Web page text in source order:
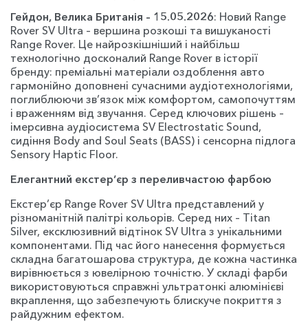
Гейдон, Велика Британія – 15.05.2026: Новий Range
Rover SV Ultra – вершина розкоші та вишуканості
Range Rover. Це найрозкішніший і найбільш
технологічно досконалий Range Rover в історії
бренду: преміальні матеріали оздоблення авто
гармонійно доповнені сучасними аудіотехнологіями,
поглиблюючи зв’язок між комфортом, самопочуттям
і враженням від звучання. Серед ключових рішень –
імерсивна аудіосистема SV Electrostatic Sound,
сидіння Body and Soul Seats (BASS) і сенсорна підлога
Sensory Haptic Floor.
Елегантний екстер’єр з переливчастою фарбою
Екстер’єр Range Rover SV Ultra представлений у
різноманітній палітрі кольорів. Серед них – Titan
Silver, ексклюзивний відтінок SV Ultra з унікальними
компонентами. Під час його нанесення формується
складна багатошарова структура, де кожна частинка
вирівнюється з ювелірною точністю. У складі фарби
використовуються справжні ультратонкі алюмінієві
вкраплення, що забезпечують блискуче покриття з
райдужним ефектом.